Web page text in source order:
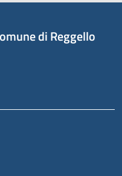
di Reggello